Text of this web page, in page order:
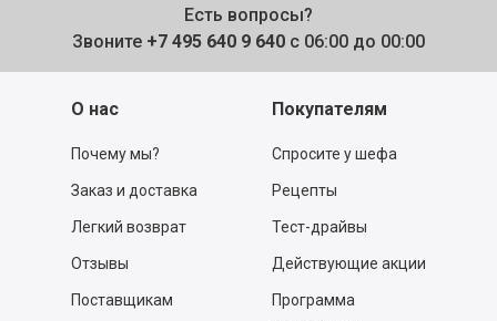
Есть вопросы?
Звоните +7 495 640 9 640 с 06:00 до 00:00
О нас
Почему мы?
Заказ и доставка
Легкий возврат
Отзывы
Поставщикам
Покупателям
Спросите у шефа
Рецепты
Тест-драйвы
Действующие акции
Программа